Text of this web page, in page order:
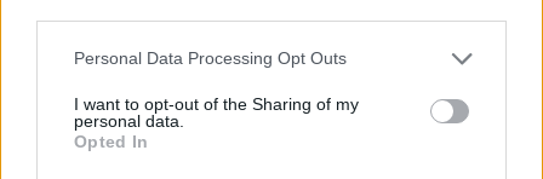
Personal Data Processing Opt Outs
I want to opt-out of the Sharing of my
personal data.
Opted In
nutné systematicky využívat také renovace stávajících budov. Ty
mohou nabídnout kvalitní bydlení, například díky využití objektů v
centrech obcí, a zároveň snižovat jeho dlouhodobé provozní
náklady. Desetina českých domácností totiž vydává na bydlení více
než 40 % svých příjmů.